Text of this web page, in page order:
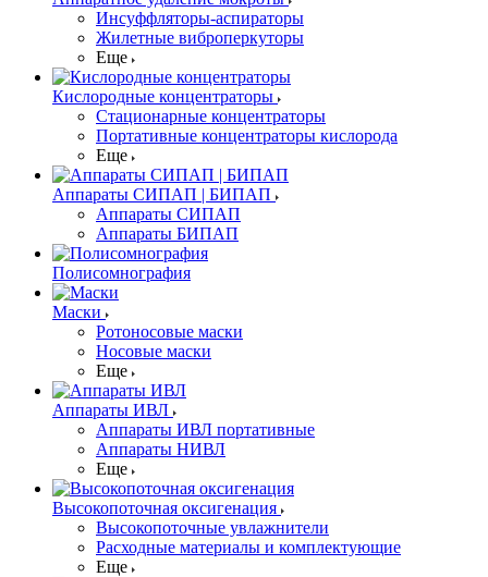
Инсуффляторы-аспираторы
Жилетные виброперкуторы
Еще
Кислородные концентраторы
Стационарные концентраторы
Портативные концентраторы кислорода
Еще
Аппараты СИПАП | БИПАП
Аппараты СИПАП
Аппараты БИПАП
Полисомнография
Маски
Ротоносовые маски
Носовые маски
Еще
Аппараты ИВЛ
Аппараты ИВЛ портативные
Аппараты НИВЛ
Еще
Высокопоточная оксигенация
Высокопоточные увлажнители
Расходные материалы и комплектующие
Еще